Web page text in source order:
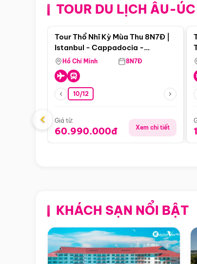
TOUR DU LỊCH ÂU-
Điểm nổi bật
Tour Thổ Nhĩ Kỳ Mùa Thu 8N7Đ |
Istanbul - Cappadocia -
Pamukkale
Hồ Chí Minh 8N7Đ
10/12
Giá từ:
60.990.000đ Xem chi tiết
‹
KHÁCH SẠN NỔI BẬT